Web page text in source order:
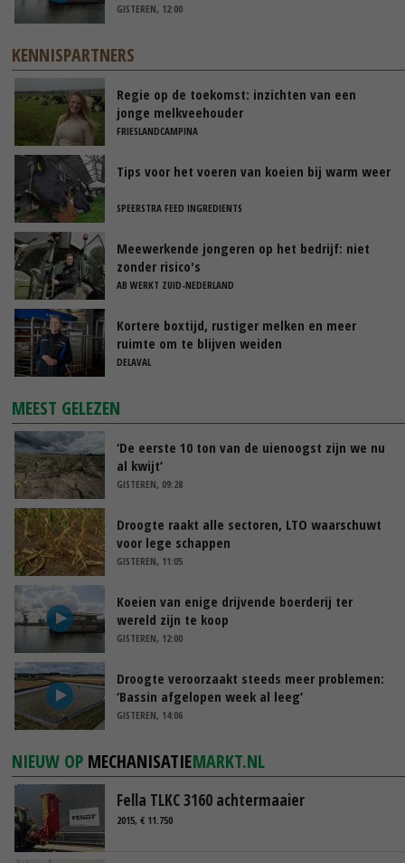
GISTEREN, 12:00
KENNISPARTNERS
Regie op de toekomst: inzichten van een
jonge melkveehouder
FRIESLANDCAMPINA
Tips voor het voeren van koeien bij warm weer
SPEERSTRA FEED INGREDIENTS
Meewerkende jongeren op het bedrijf: niet
zonder risico's
AB WERKT ZUID-NEDERLAND
Kortere boxtijd, rustiger melken en meer
ruimte om te blijven weiden
DELAVAL
MEEST GELEZEN
‘De eerste 10 ton van de uienoogst zijn we nu
al kwijt’
GISTEREN, 09:28
Droogte raakt alle sectoren, LTO waarschuwt
voor lege schappen
GISTEREN, 11:05
Koeien van enige drijvende boerderij ter
wereld zijn te koop
GISTEREN, 12:00
Droogte veroorzaakt steeds meer problemen:
‘Bassin afgelopen week al leeg’
GISTEREN, 14:06
NIEUW OP MECHANISATIEMARKT.NL
Fella TLKC 3160 achtermaaier
2015, € 11.750